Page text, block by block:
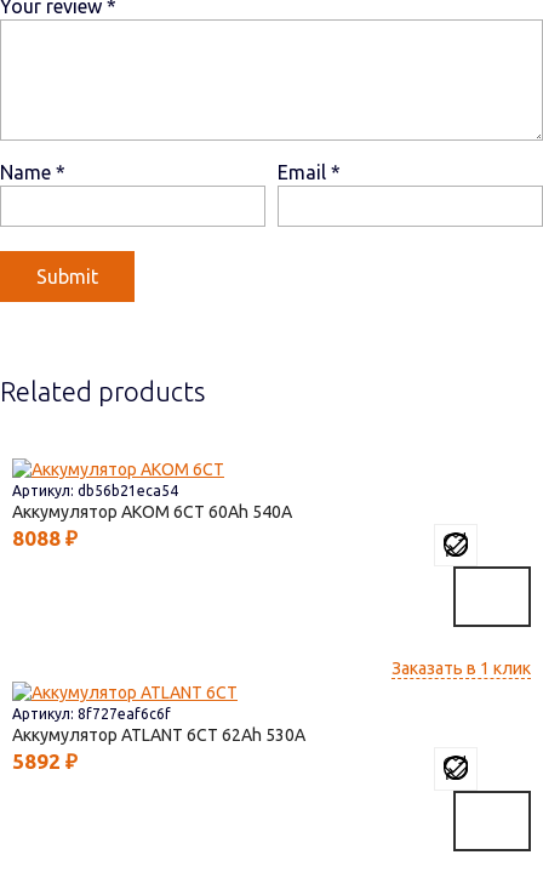
Your review *
Name * Email *
Related products
Артикул: db56b21eca54
Аккумулятор AКОМ 6СТ 60 540
8088 ₽
Заказать в 1 клик
Артикул: 8f727eaf6c6f
Аккумулятор ATLANT 6СТ 62 530
5892 ₽